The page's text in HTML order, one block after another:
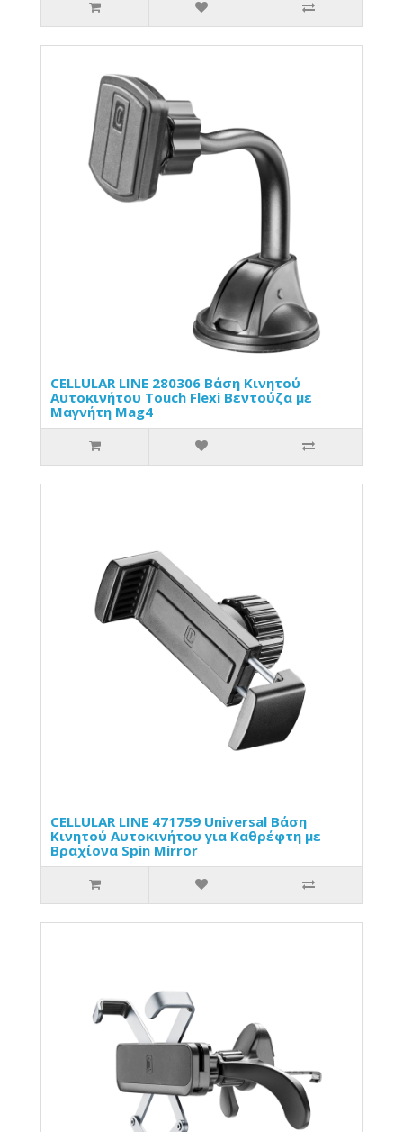
CELLULAR LINE 280306 Βάση Κινητού
Αυτοκινήτου Touch Flexi Βεντούζα με
Μαγνήτη Mag4
CELLULAR LINE 471759 Universal Βάση
Κινητού Αυτοκινήτου για Καθρέφτη με
Βραχίονα Spin Mirror